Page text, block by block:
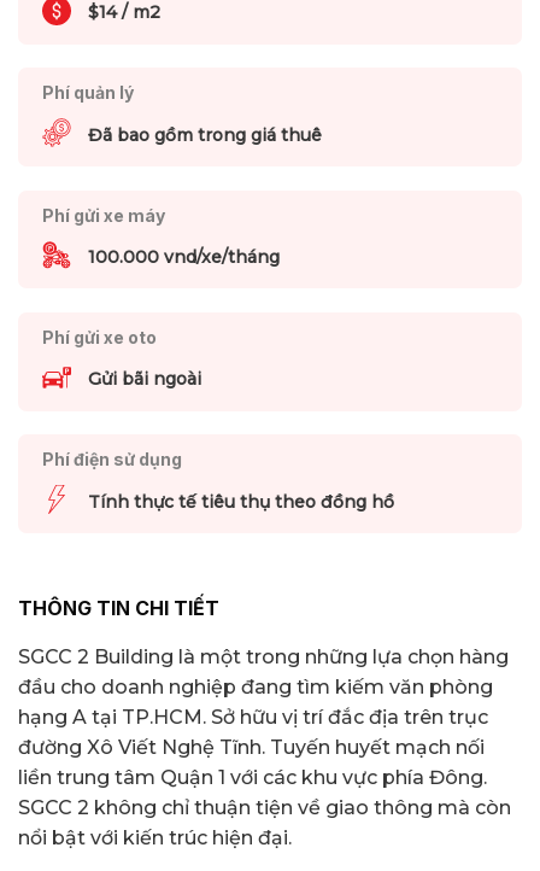
$14 / m2
Phí quản lý
Đã bao gồm trong giá thuê
Phí gửi xe máy
100.000 vnd/xe/tháng
Phí gửi xe oto
Gửi bãi ngoài
Phí điện sử dụng
Tính thực tế tiêu thụ theo đồng hồ
THÔNG TIN CHI TIẾT
SGCC 2 Building là một trong những lựa chọn hàng
đầu cho doanh nghiệp đang tìm kiếm văn phòng
hạng A tại TP.HCM. Sở hữu vị trí đắc địa trên trục
đường Xô Viết Nghệ Tĩnh. Tuyến huyết mạch nối
liền trung tâm Quận 1 với các khu vực phía Đông.
SGCC 2 không chỉ thuận tiện về giao thông mà còn
nổi bật với kiến trúc hiện đại.